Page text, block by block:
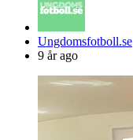
Posted
by
Ungdomsfotboll.se
9 år ago